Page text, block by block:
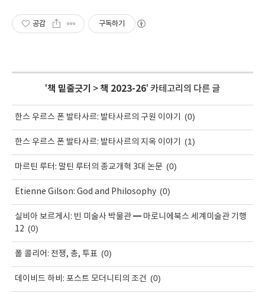
공감 구독하기
'책 밑줄긋기 >책 2023-26' 카테고리의 다른 글
한스 우르스 폰 발타사르: 발타사르의 구원 이야기 (0)
한스 우르스 폰 발타사르: 발타사르의 지옥 이야기 (1)
마르틴 루터: 말틴 루터의 종교개혁 3대 논문 (0)
Etienne Gilson: God and Philosophy (0)
실비아 보르게시: 빈 미술사 박물관 ━ 마로니에북스 세계미술관 기행
12 (0)
폴 콜리어: 전쟁, 총, 투표 (0)
데이비드 하비: 포스트 모더니티의 조건 (0)